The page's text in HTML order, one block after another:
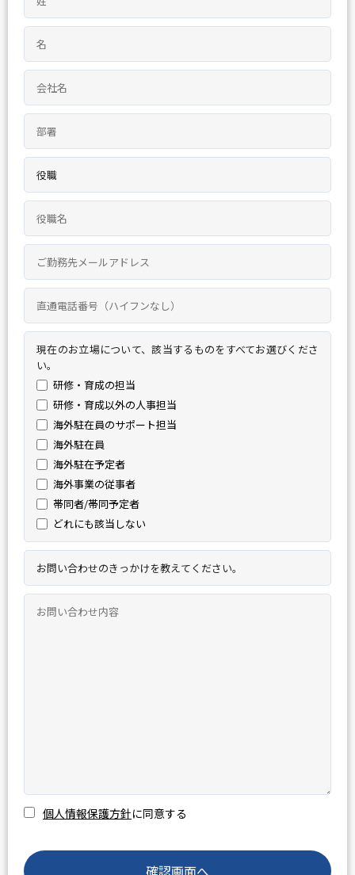
現在のお立場について、該当するものをすべてお選びくださ
い。
研修・育成の担当
研修・育成以外の人事担当
海外駐在員のサポート担当
海外駐在員
海外駐在予定者
海外事業の従事者
帯同者/帯同予定者
どれにも該当しない
個人情報保護方針に同意する